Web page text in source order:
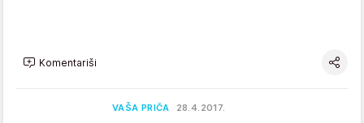
Komentariši
VAŠA PRIČA 28.4.2017.